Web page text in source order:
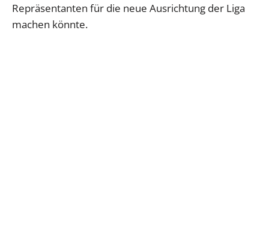
Repräsentanten für die neue Ausrichtung der Liga
machen könnte.